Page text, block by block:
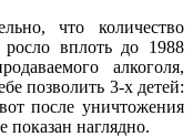
что количество
росло вплоть до 1988
алкоголя,
позволить 3-х детей:
после уничтожения
показан наглядно.